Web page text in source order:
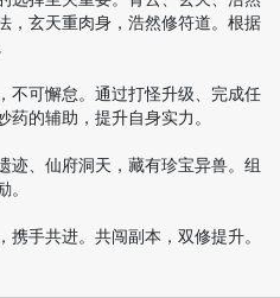
，玄天重肉身，浩然修符道。根据
不可懈怠。通过打怪升级、完成任
的辅助，提升自身实力。
迹、仙府洞天，藏有珍宝异兽。组
手共进。共闯副本，双修提升。